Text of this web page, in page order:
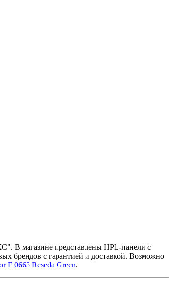
В магазине представлены HPL-панели с
брендов с гарантией и доставкой. Возможно
F 0663 Reseda Green.